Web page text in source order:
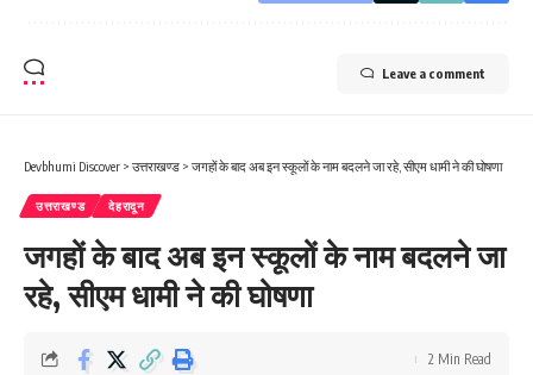
Leave a comment
Devbhumi Discover > उत्तराखण्ड > जगहों के बाद अब इन स्कूलों के नाम बदलने जा रहे, सीएम धामी ने की घोषणा
उत्तराखण्ड देहरादून
जगहों के बाद अब इन स्कूलों के नाम बदलने जा
रहे, सीएम धामी ने की घोषणा
2 Min Read